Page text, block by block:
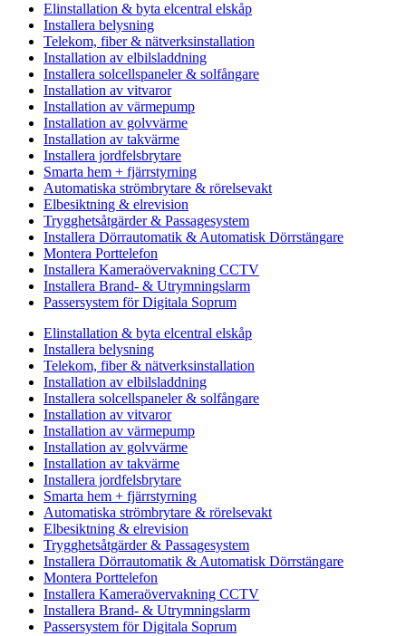
Elinstallation & byta elcentral elskåp
Installera belysning
Telekom, fiber & nätverksinstallation
Installation av elbilsladdning
Installera solcellspaneler & solfångare
Installation av vitvaror
Installation av värmepump
Installation av golvvärme
Installation av takvärme
Installera jordfelsbrytare
Smarta hem + fjärrstyrning
Automatiska strömbrytare & rörelsevakt
Elbesiktning & elrevision
Trygghetsåtgärder & Passagesystem
Installera Dörrautomatik & Automatisk Dörrstängare
Montera Porttelefon
Installera Kameraövervakning CCTV
Installera Brand- & Utrymningslarm
Passersystem för Digitala Soprum
Elinstallation & byta elcentral elskåp
Installera belysning
Telekom, fiber & nätverksinstallation
Installation av elbilsladdning
Installera solcellspaneler & solfångare
Installation av vitvaror
Installation av värmepump
Installation av golvvärme
Installation av takvärme
Installera jordfelsbrytare
Smarta hem + fjärrstyrning
Automatiska strömbrytare & rörelsevakt
Elbesiktning & elrevision
Trygghetsåtgärder & Passagesystem
Installera Dörrautomatik & Automatisk Dörrstängare
Montera Porttelefon
Installera Kameraövervakning CCTV
Installera Brand- & Utrymningslarm
Passersystem för Digitala Soprum